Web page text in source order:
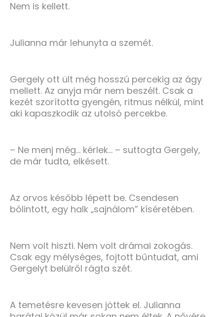
Nem is kellett.
Julianna már lehunyta a szemét.
Gergely ott ült még hosszú percekig az ágy
mellett. Az anyja már nem beszélt. Csak a
kezét szorította gyengén, ritmus nélkül, mint
aki kapaszkodik az utolsó percekbe.
– Ne menj még… kérlek… – suttogta Gergely,
de már tudta, elkésett.
Az orvos később lépett be. Csendesen
bólintott, egy halk „sajnálom” kíséretében.
Nem volt hiszti. Nem volt drámai zokogás.
Csak egy mélységes, fojtott bűntudat, ami
Gergelyt belülről rágta szét.
A temetésre kevesen jöttek el. Julianna